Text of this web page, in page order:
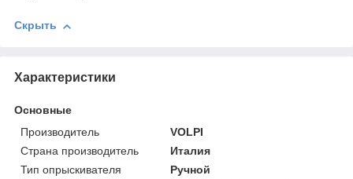
Скрыть
Характеристики
Основные
Производитель
VOLPI
Страна производитель
Италия
Тип опрыскивателя
Ручной